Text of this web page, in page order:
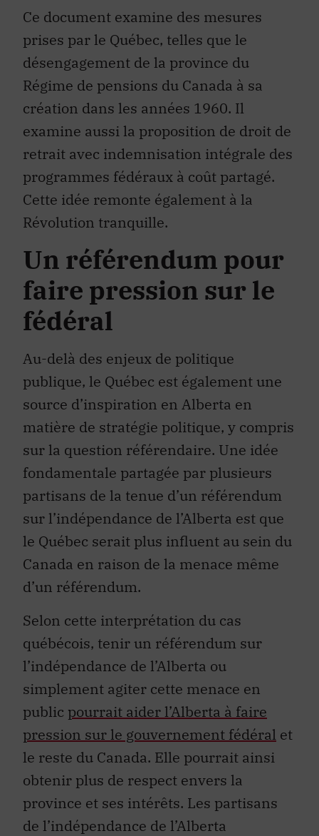
Ce document examine des mesures
prises par le Québec, telles que le
désengagement de la province du
Régime de pensions du Canada à sa
création dans les années 1960. Il
examine aussi la proposition de droit de
retrait avec indemnisation intégrale des
programmes fédéraux à coût partagé.
Cette idée remonte également à la
Révolution tranquille.
Un référendum pour
faire pression sur le
fédéral
Au-delà des enjeux de politique
publique, le Québec est également une
source d’inspiration en Alberta en
matière de stratégie politique, y compris
sur la question référendaire. Une idée
fondamentale partagée par plusieurs
partisans de la tenue d’un référendum
sur l’indépendance de l’Alberta est que
le Québec serait plus influent au sein du
Canada en raison de la menace même
d’un référendum.
Selon cette interprétation du cas
québécois, tenir un référendum sur
l’indépendance de l’Alberta ou
simplement agiter cette menace en
public pourrait aider l’Alberta à faire
pression sur le gouvernement fédéral et
le reste du Canada. Elle pourrait ainsi
obtenir plus de respect envers la
province et ses intérêts. Les partisans
de l’indépendance de l’Alberta